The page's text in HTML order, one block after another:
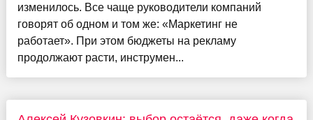
изменилось. Все чаще руководители компаний
говорят об одном и том же: «Маркетинг не
работает». При этом бюджеты на рекламу
продолжают расти, инструмен...